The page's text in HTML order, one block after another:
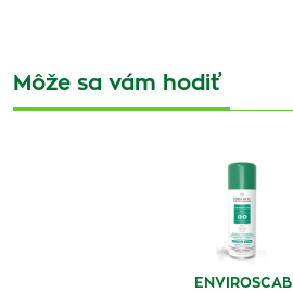
Môže sa vám hodiť
ENVIROSCAB